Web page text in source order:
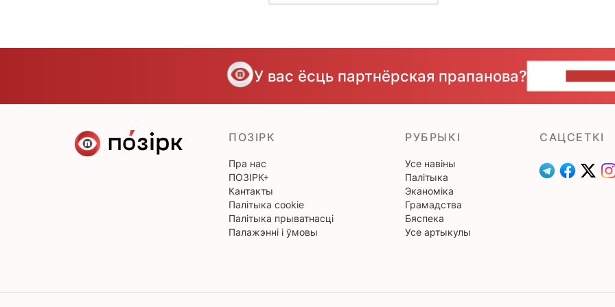
У вас ёсць партнёрская прапанова?
ПОЗІРК
Пра нас
ПОЗІРК+
Кантакты
Палітыка cookie
Палітыка прыватнасці
Палажэнні і ўмовы
РУБРЫКІ
Усе навіны
Палітыка
Эканоміка
Грамадства
Бяспека
Усе артыкулы
САЦСЕТКІ